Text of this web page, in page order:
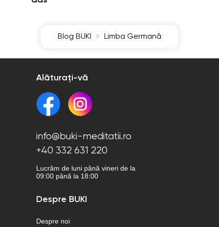
Blog BUKI Limba Germană
Alăturați-vă
info@buki-meditatii.ro
+40 332 631 220
Lucrăm de luni până vineri de la
09:00 până la 18:00
Despre BUKI
Despre noi